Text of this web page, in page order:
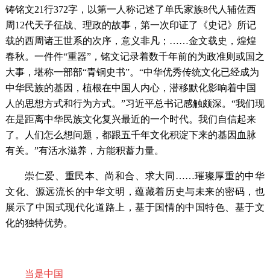
铸铭文21行372字，以第一人称记述了单氏家族8代人辅佐西
周12代天子征战、理政的故事，第一次印证了《史记》所记
载的西周诸王世系的次序，意义非凡；……金文载史，煌煌
春秋。一件件“重器”，铭文记录着数千年前的为政准则或国之
大事，堪称一部部“青铜史书”。“中华优秀传统文化已经成为
中华民族的基因，植根在中国人内心，潜移默化影响着中国
人的思想方式和行为方式。”习近平总书记感触颇深。“我们现
在是距离中华民族文化复兴最近的一个时代。我们自信起来
了。人们怎么想问题，都跟五千年文化积淀下来的基因血脉
有关。”有活水滋养，方能积蓄力量。
崇仁爱、重民本、尚和合、求大同 ……璀璨厚重的中华
文化、源远流长的中华文明，蕴藏着历史与未来的密码，也
展示了中国式现代化道路上，基于国情的中国特色、基于文
化的独特优势。
当是中国